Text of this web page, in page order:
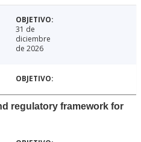
31 de
diciembre
de 2026
regulatory framework for